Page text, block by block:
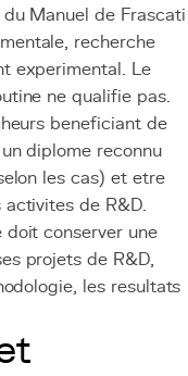
Manuel de Frascati
recherche
experimental. Le
ne qualifie pas.
beneficiant de
diplome reconnu
les cas) et etre
de R&D.
doit conserver une
projets de R&D,
les resultats